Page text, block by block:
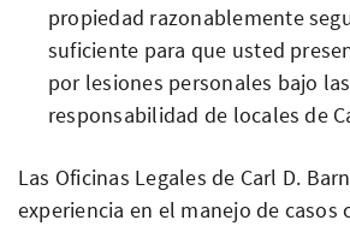
propiedad razonablemente
suficiente para que usted
por lesiones personales bajo
responsabilidad de locales de
Las Oficinas Legales de Carl D.
experiencia en el manejo de casos